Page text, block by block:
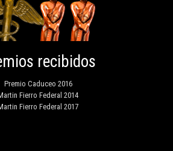
recibidos
Premio Caduceo 2016
Fierro Federal 2014
Fierro Federal 2017